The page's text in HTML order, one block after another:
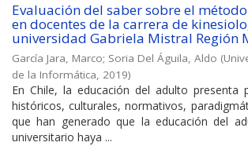
Evaluación del saber sobre el
en docentes de la carrera de
universidad Gabriela Mistral Región
García Jara, Marco; Soria Del Águila, Aldo (
de la Informática, 2019)
En Chile, la educación del adulto presenta
históricos, culturales, normativos,
que han generado que la educación del
universitario haya ...